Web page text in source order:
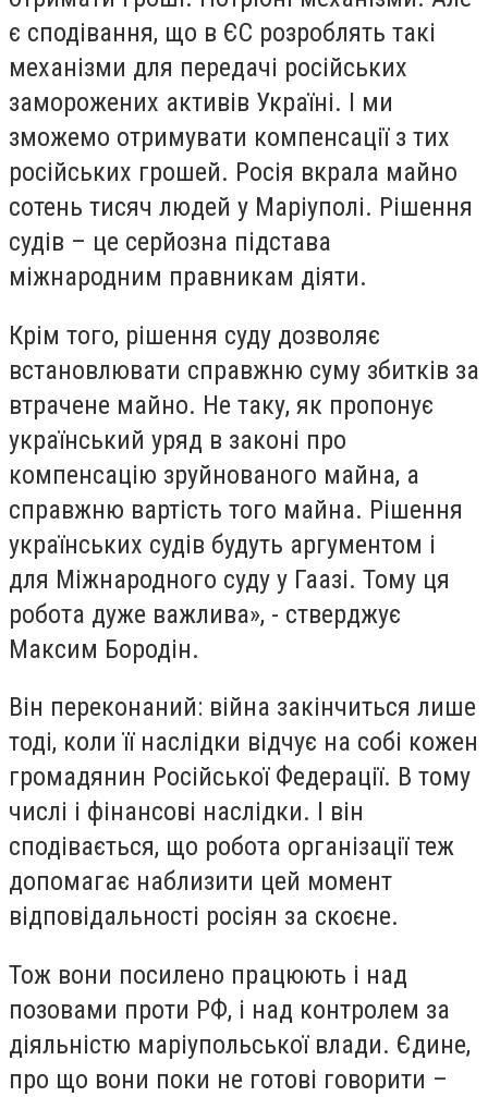
є сподівання, що в ЄС розроблять такі
механізми для передачі російських
заморожених активів Україні. І ми
зможемо отримувати компенсації з тих
російських грошей. Росія вкрала майно
сотень тисяч людей у Маріуполі. Рішення
судів – це серйозна підстава
міжнародним правникам діяти.
Крім того, рішення суду дозволяє
встановлювати справжню суму збитків за
втрачене майно. Не таку, як пропонує
український уряд в законі про
компенсацію зруйнованого майна, а
справжню вартість того майна. Рішення
українських судів будуть аргументом і
для Міжнародного суду у Гаазі. Тому ця
робота дуже важлива», - стверджує
Максим Бородін.
Він переконаний: війна закінчиться лише
тоді, коли її наслідки відчує на собі кожен
громадянин Російської Федерації. В тому
числі і фінансові наслідки. І він
сподівається, що робота організації теж
допомагає наблизити цей момент
відповідальності росіян за скоєне.
Тож вони посилено працюють і над
позовами проти РФ, і над контролем за
діяльністю маріупольської влади. Єдине,
про що вони поки не готові говорити –